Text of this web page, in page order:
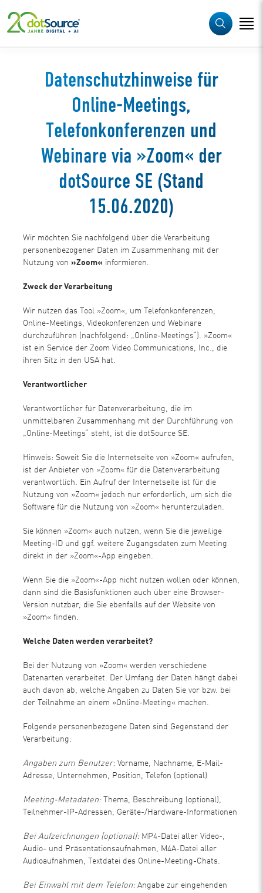
Datenschutzhinweise für
Online-Meetings,
Telefonkonferenzen und
Webinare via »Zoom« der
dotSource SE (Stand
15.06.2020)
Wir möchten Sie nachfolgend über die Verarbeitung
personenbezogener Daten im Zusammenhang mit der
Nutzung von »Zoom« informieren.
Zweck der Verarbeitung
Wir nutzen das Tool »Zoom«, um Telefonkonferenzen,
Online-Meetings, Videokonferenzen und Webinare
durchzuführen (nachfolgend: „Online-Meetings“). »Zoom«
ist ein Service der Zoom Video Communications, Inc., die
ihren Sitz in den USA hat.
Verantwortlicher
Verantwortlicher für Datenverarbeitung, die im
unmittelbaren Zusammenhang mit der Durchführung von
„Online-Meetings“ steht, ist die dotSource SE.
Hinweis: Soweit Sie die Internetseite von »Zoom« aufrufen,
ist der Anbieter von »Zoom« für die Datenverarbeitung
verantwortlich. Ein Aufruf der Internetseite ist für die
Nutzung von »Zoom« jedoch nur erforderlich, um sich die
Software für die Nutzung von »Zoom« herunterzuladen.
Sie können »Zoom« auch nutzen, wenn Sie die jeweilige
Meeting-ID und ggf. weitere Zugangsdaten zum Meeting
direkt in der »Zoom«-App eingeben.
Wenn Sie die »Zoom«-App nicht nutzen wollen oder können,
dann sind die Basisfunktionen auch über eine Browser-
Version nutzbar, die Sie ebenfalls auf der Website von
»Zoom« finden.
Welche Daten werden verarbeitet?
Bei der Nutzung von »Zoom« werden verschiedene
Datenarten verarbeitet. Der Umfang der Daten hängt dabei
auch davon ab, welche Angaben zu Daten Sie vor bzw. bei
der Teilnahme an einem »Online-Meeting« machen.
Folgende personenbezogene Daten sind Gegenstand der
Verarbeitung:
Angaben zum Benutzer:Vorname, Nachname, E-Mail-
Adresse, Unternehmen, Position, Telefon (optional)
Meeting-Metadaten:
Thema, Beschreibung (optional),
Teilnehmer-IP-Adressen, Geräte-/Hardware-Informationen
Bei Aufzeichnungen (optional): MP4-Datei aller Video-,
Audio- und Präsentationsaufnahmen, M4A-Datei aller
Audioaufnahmen, Textdatei des Online-Meeting-Chats.
Bei Einwahl mit dem Telefon: Angabe zur eingehenden